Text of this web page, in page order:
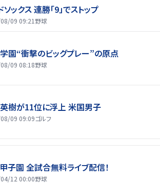
ソックス 連勝「9」でストップ
09 09:21 野球
園“衝撃のビッグプレー”の原点
09 08:18野球
樹が11位に浮上 米国男子
09 09:09ゴルフ
子園 全試合無料ライブ配信！
12 00:00野球